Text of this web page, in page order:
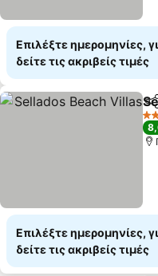
Επιλέξτε ημερομηνίες,
δείτε τις ακριβείς τιμές
4
Επιλέξτε ημερομηνίες,
δείτε τις ακριβείς τιμές